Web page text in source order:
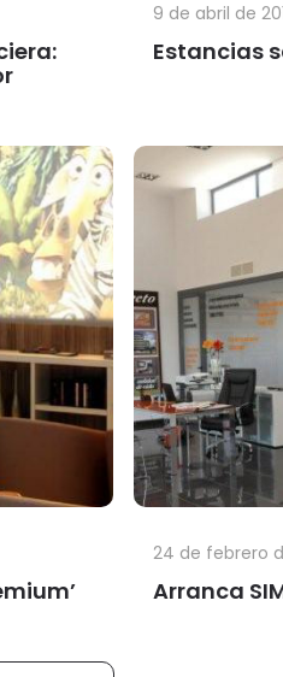
Estancias
9 de abril de
Arranca
24 de febrero